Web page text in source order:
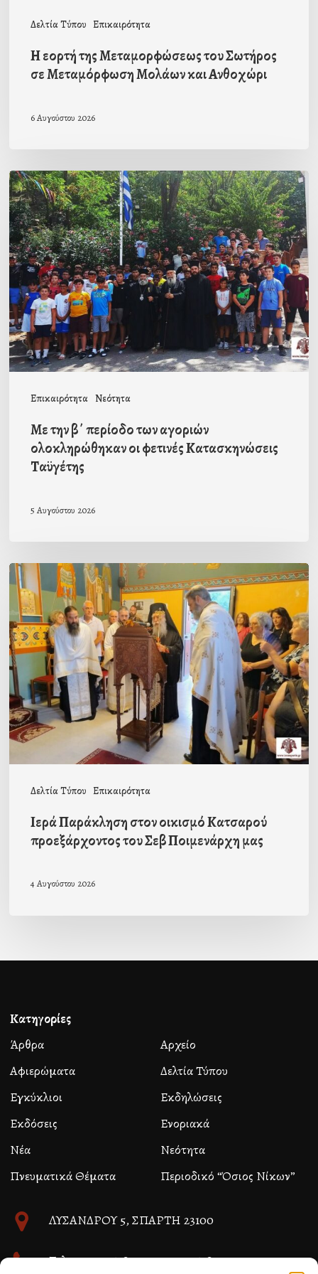
Δελτία Τύπου Επικαιρότητα
Η εορτή της Μεταμορφώσεως του Σωτήρος
σε Μεταμόρφωση Μολάων και Ανθοχώρι
6 Αυγούστου 2026
Επικαιρότητα Νεότητα
Με
την
β΄
περίοδο
των
αγοριών
ολοκληρώθηκαν
οι
φετινές
Με την β΄ περίοδο των αγοριών
ολοκληρώθηκαν οι φετινές Κατασκηνώσεις
Ταϋγέτης
5 Αυγούστου 2026
Δελτία Τύπου Επικαιρότητα
Ιερά
Παράκληση
στον
οικισμό
Κατσαρού
προεξάρχοντος
του
Σεβ
Ιερά Παράκληση στον οικισμό Κατσαρού
προεξάρχοντος του Σεβ Ποιμενάρχη μας
4 Αυγούστου 2026
Κατηγορίες
Άρθρα
Αρχείο
Αφιερώματα
Δελτία Τύπου
Εγκύκλιοι
Εκδηλώσεις
Εκδόσεις
Ενοριακά
Νέα
Νεότητα
Πνευματικά Θέματα
Περιοδικό “Όσιος Νίκων”
ΛΥΣΑΝΔΡΟΥ 5, ΣΠΑΡΤΗ 23100
Τηλ. 27310 26580 και 27310 26581